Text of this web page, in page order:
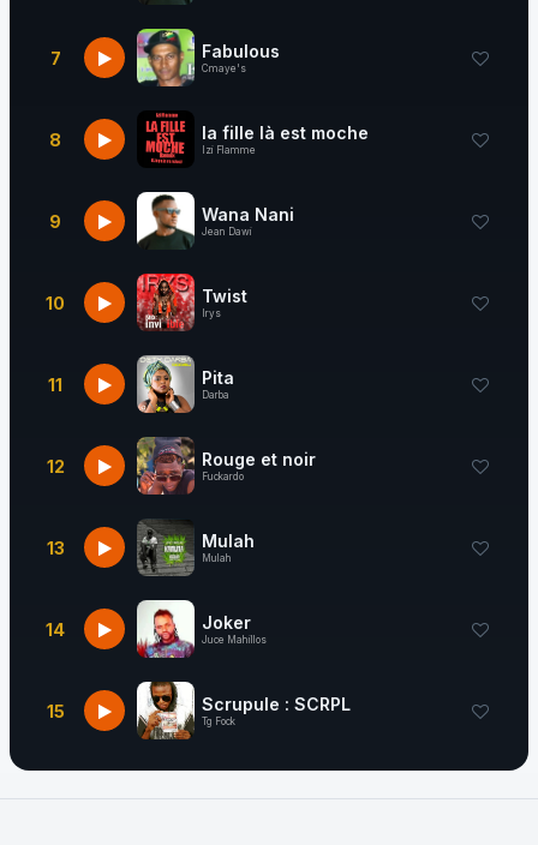
7 Fabulous
Cmaye's
8 la fille là est moche
Izi Flamme
9 Wana Nani
Jean Dawi
10 Twist
Irys
11 Pita
Darba
12 Rouge et noir
Fuckardo
13 Mulah
Mulah
14 Joker
Juce Mahillos
15 Scrupule : SCRPL
Tg Fock